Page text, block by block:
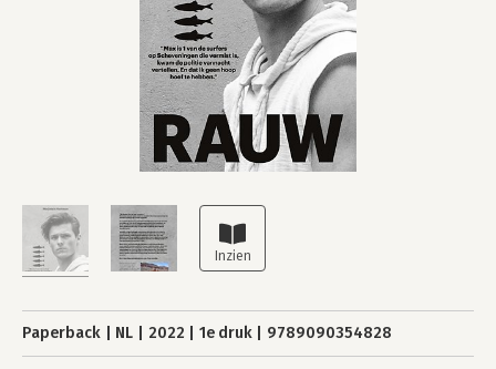
Paperback NL 2022 1e druk 9789090354828